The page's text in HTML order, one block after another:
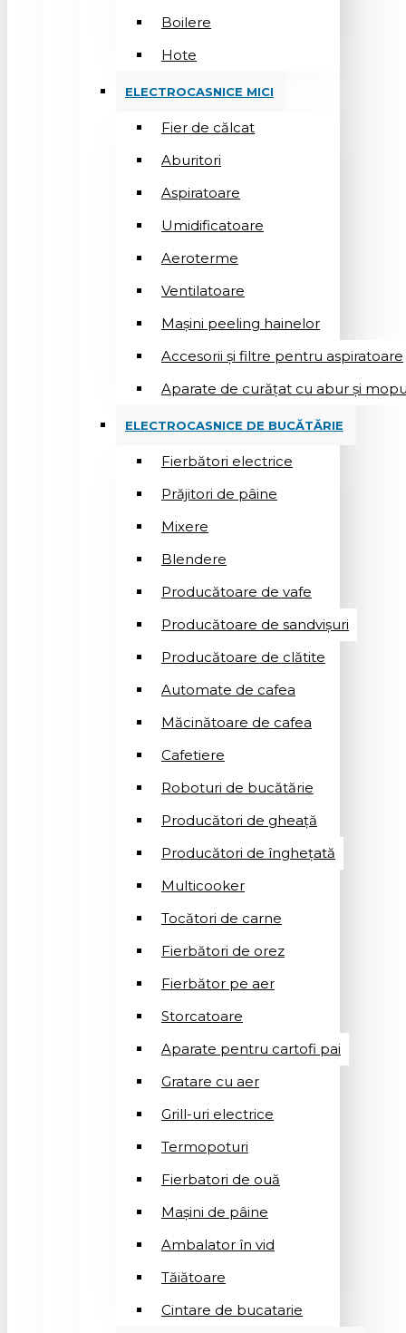
Boilere
Hote
ELECTROCASNICE MICI
Fier de călcat
Aburitori
Aspiratoare
Umidificatoare
Aeroterme
Ventilatoare
Mașini peeling hainelor
Accesorii și filtre pentru aspiratoare
Aparate de curățat cu abur și
ELECTROCASNICE DE BUCĂTĂRIE
Fierbători electrice
Prăjitori de pâine
Mixere
Blendere
Producătoare de vafe
Producătoare de sandvişuri
Producătoare de clătite
Automate de cafea
Măcinătoare de cafea
Cafetiere
Roboturi de bucătărie
Producători de gheață
Producători de înghețată
Multicooker
Tocători de carne
Fierbători de orez
Fierbător pe aer
Storcatoare
Aparate pentru cartofi pai
Gratare cu aer
Grill-uri electrice
Termopoturi
Fierbatori de ouă
Mașini de pâine
Ambalator în vid
Tăiătoare
Cintare de bucatarie